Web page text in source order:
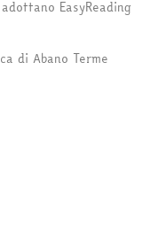
EasyReading
di Abano Terme